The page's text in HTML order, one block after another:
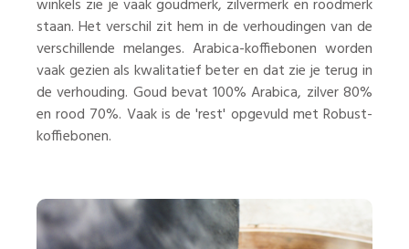
winkels zie je vaak goudmerk, zilvermerk en roodmerk
staan. Het verschil zit hem in de verhoudingen van de
verschillende melanges. Arabica-koffiebonen worden
vaak gezien als kwalitatief beter en dat zie je terug in
de verhouding. Goud bevat 100% Arabica, zilver 80%
en rood 70%. Vaak is de 'rest' opgevuld met Robust-
koffiebonen.